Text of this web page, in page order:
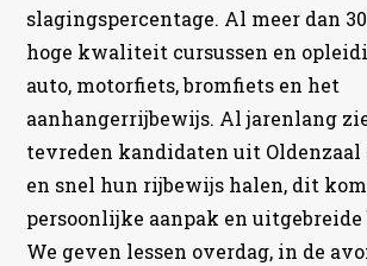
slagingspercentage. Al meer dan
hoge kwaliteit cursussen en
auto, motorfiets, bromfiets en het
aanhangerrijbewijs. Al jarenlang
tevreden kandidaten uit
en snel hun rijbewijs halen, dit
persoonlijke aanpak en
We geven lessen overdag, in de